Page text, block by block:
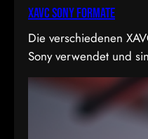
XAVC Sony Formate
Die verschiedenen
Sony verwendet und
Bedürfnisse in Bezug
Bitrate abgestimmt.
Formaten: 1. XAVC S-
intraframe-Version von